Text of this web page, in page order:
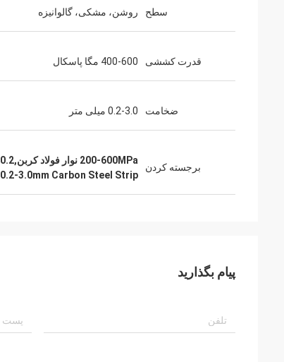
سطح روشن، مشکی، گالوانیزه
قدرت کششی 400-600 مگا پاسکال
ضخامت 0.2-3.0 میلی متر
برجسته کردن
200-600MPa نوار فولاد کربن,0.2-3.0mm نوار فولاد کربن,سطحی روشن نوار فولاد کربن
0.2-3.0mm Carbon Steel Strip
پیام بگذارید